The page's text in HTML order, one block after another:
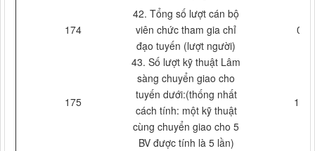
174
42. Tổng số lượt cán bộ
viên chức tham gia chỉ
đạo tuyến (lượt người)
0
175
43. Số lượt kỹ thuật Lâm
sàng chuyển giao cho
tuyến dưới:(thống nhất
cách tính: một kỹ thuật
cùng chuyển giao cho 5
BV được tính là 5 lần)
18